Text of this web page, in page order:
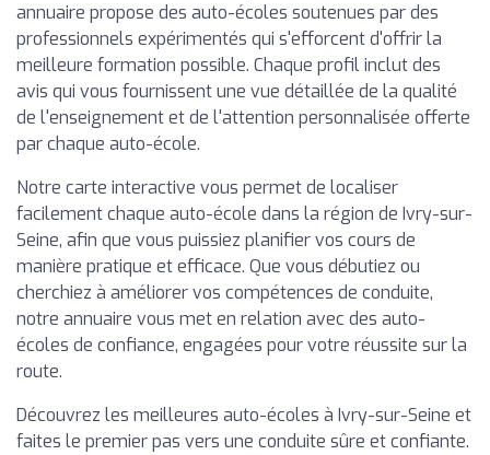
annuaire propose des auto-écoles soutenues par des
professionnels expérimentés qui s'efforcent d'offrir la
meilleure formation possible. Chaque profil inclut des
avis qui vous fournissent une vue détaillée de la qualité
de l'enseignement et de l'attention personnalisée offerte
par chaque auto-école.
Notre carte interactive vous permet de localiser
facilement chaque auto-école dans la région de Ivry-sur-
Seine, afin que vous puissiez planifier vos cours de
manière pratique et efficace. Que vous débutiez ou
cherchiez à améliorer vos compétences de conduite,
notre annuaire vous met en relation avec des auto-
écoles de confiance, engagées pour votre réussite sur la
route.
Découvrez les meilleures auto-écoles à Ivry-sur-Seine et
faites le premier pas vers une conduite sûre et confiante.